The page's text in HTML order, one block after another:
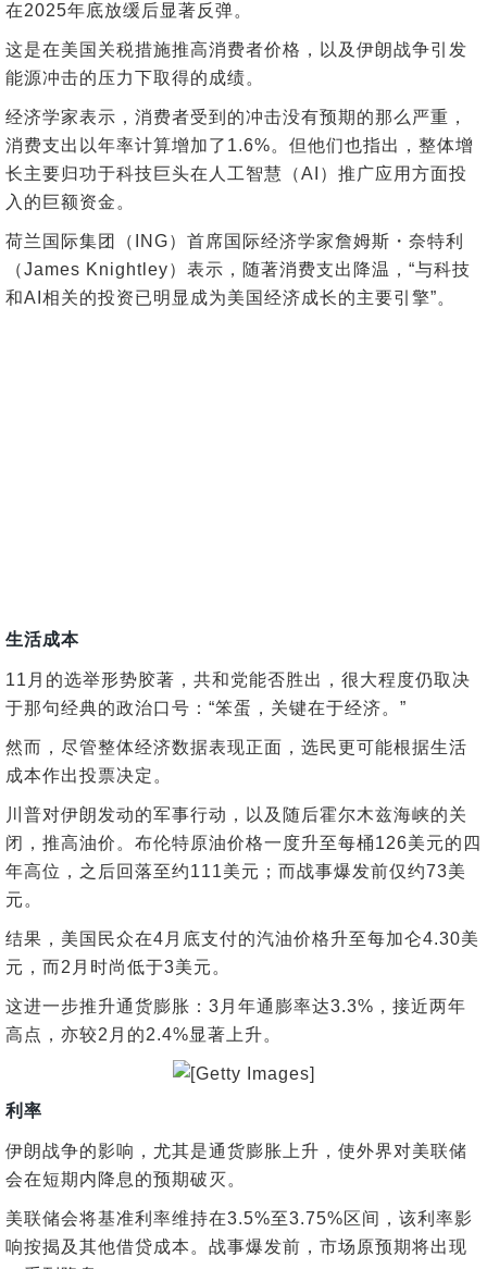
在2025年底放缓后显著反弹。
这是在美国关税措施推高消费者价格，以及伊朗战争引发
能源冲击的压力下取得的成绩。
经济学家表示，消费者受到的冲击没有预期的那么严重，
消费支出以年率计算增加了1.6%。但他们也指出，整体增
长主要归功于科技巨头在人工智慧（AI）推广应用方面投
入的巨额资金。
荷兰国际集团（ING）首席国际经济学家詹姆斯・奈特利
（James Knightley）表示，随著消费支出降温，“与科技
和AI相关的投资已明显成为美国经济成长的主要引擎”。
生活成本
11月的选举形势胶著，共和党能否胜出，很大程度仍取决
于那句经典的政治口号：“笨蛋，关键在于经济。”
然而，尽管整体经济数据表现正面，选民更可能根据生活
成本作出投票决定。
川普对伊朗发动的军事行动，以及随后霍尔木兹海峡的关
闭，推高油价。布伦特原油价格一度升至每桶126美元的四
年高位，之后回落至约111美元；而战事爆发前仅约73美
元。
结果，美国民众在4月底支付的汽油价格升至每加仑4.30美
元，而2月时尚低于3美元。
这进一步推升通货膨胀：3月年通膨率达3.3%，接近两年
高点，亦较2月的2.4%显著上升。
利率
伊朗战争的影响，尤其是通货膨胀上升，使外界对美联储
会在短期内降息的预期破灭。
美联储会将基准利率维持在3.5%至3.75%区间，该利率影
响按揭及其他借贷成本。战事爆发前，市场原预期将出现